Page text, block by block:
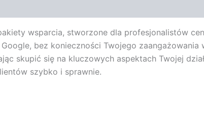
wsparcia, stworzone dla profesjonalistów
bez konieczności Twojego zaangażowania
skupić się na kluczowych aspektach Twojej
szybko i sprawnie.